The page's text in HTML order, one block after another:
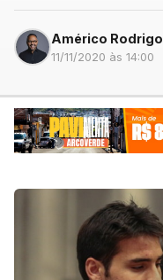
Américo Rodrigo
11/11/2020 às 14:00